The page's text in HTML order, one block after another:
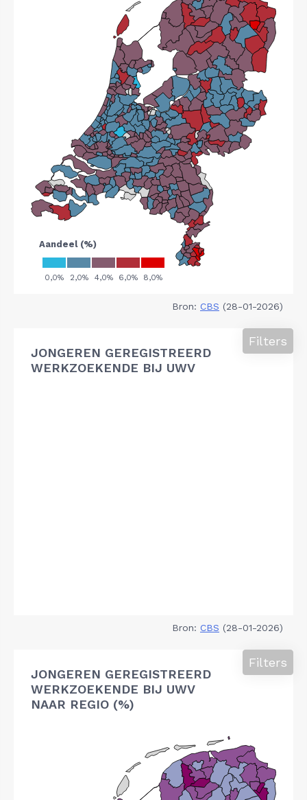
Bron: CBS (28-01-2026)
JONGEREN GEREGISTREERD
WERKZOEKENDE BIJ UWV
Filters
Bron: CBS (28-01-2026)
JONGEREN GEREGISTREERD
WERKZOEKENDE BIJ UWV
NAAR REGIO (%)
Filters